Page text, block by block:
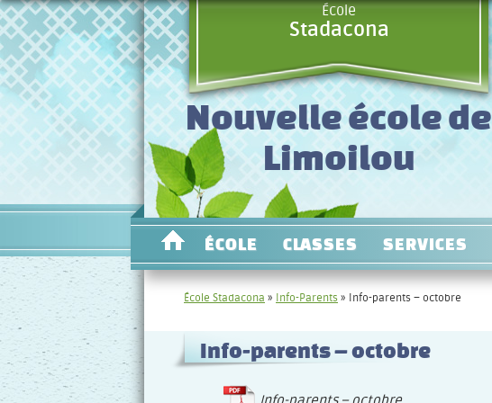
École
Stadacona
Nouvelle école de
Limoilou
ÉCOLE CLASSES SERVICES
École Stadacona » Info-Parents » Info-parents – octobre
Info-parents – octobre